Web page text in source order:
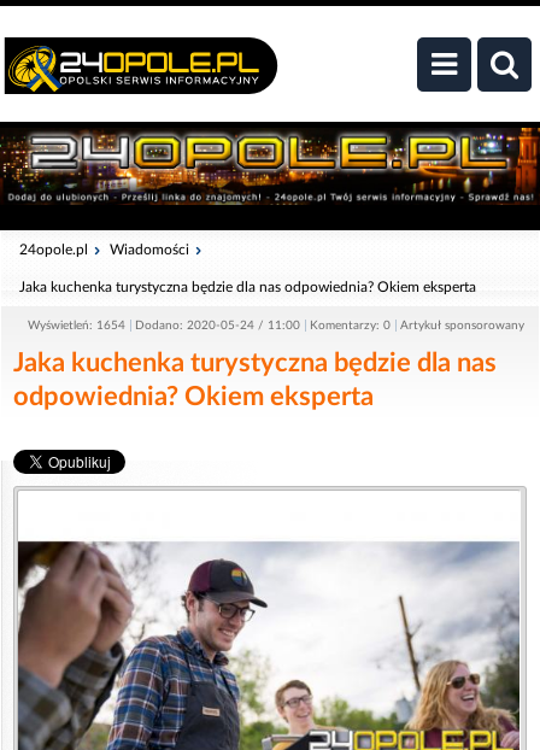
24opole.pl Wiadomości
Jaka kuchenka turystyczna będzie dla nas odpowiednia? Okiem eksperta
Wyświetleń: 1654 Dodano: 2020-05-24 / 11:00 Komentarzy: 0 Artykuł sponsorowany
Jaka kuchenka turystyczna będzie dla nas
odpowiednia? Okiem eksperta